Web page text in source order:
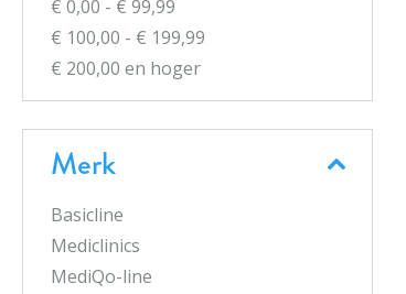
€ 0,00 - € 99,99
€ 100,00 - € 199,99
€ 200,00 en hoger
Merk
Basicline
Mediclinics
MediQo-line